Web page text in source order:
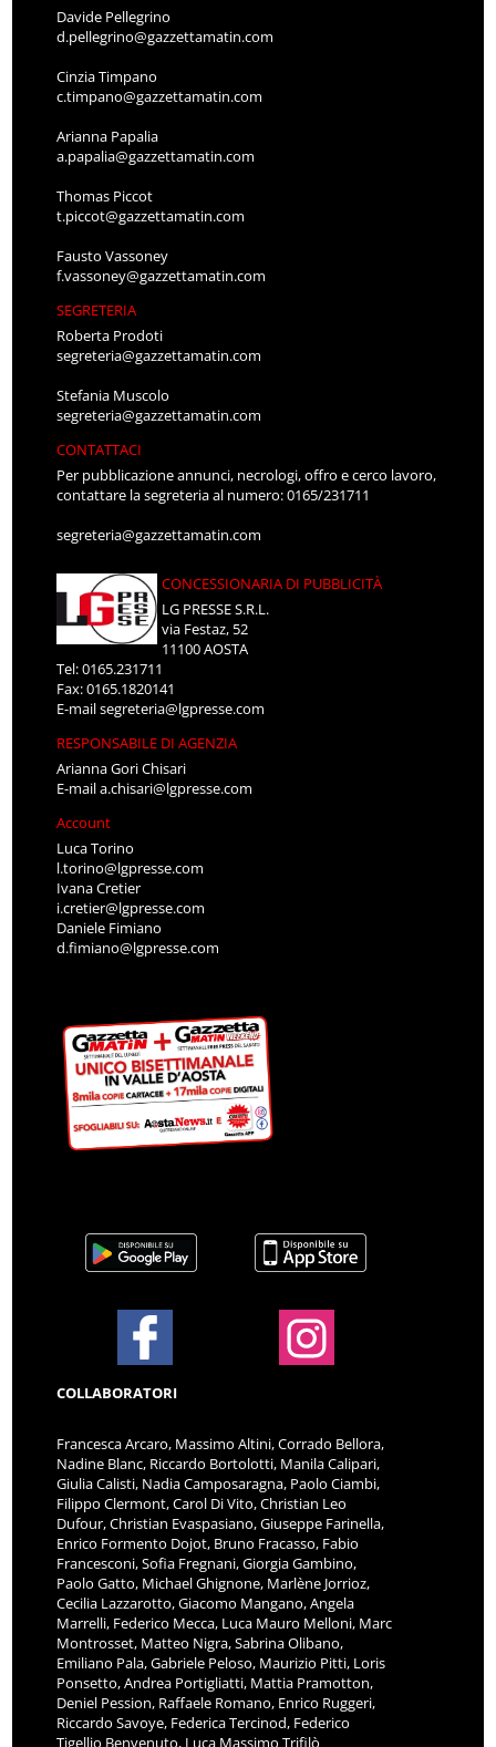
Davide Pellegrino
d.pellegrino@gazzettamatin.com
Cinzia Timpano
c.timpano@gazzettamatin.com
Arianna Papalia
a.papalia@gazzettamatin.com
Thomas Piccot
t.piccot@gazzettamatin.com
Fausto Vassoney
f.vassoney@gazzettamatin.com
SEGRETERIA
Roberta Prodoti
segreteria@gazzettamatin.com
Stefania Muscolo
segreteria@gazzettamatin.com
CONTATTACI
Per pubblicazione annunci, necrologi, offro e cerco lavoro,
contattare la segreteria al numero: 0165/231711
segreteria@gazzettamatin.com
CONCESSIONARIA DI PUBBLICITÀ
LG PRESSE S.R.L.
via Festaz, 52
11100 AOSTA
Tel: 0165.231711
Fax: 0165.1820141
E-mailsegreteria@lgpresse.com
RESPONSABILE DI AGENZIA
Arianna Gori Chisari
E-maila.chisari@lgpresse.com
Account
Luca Torino
l.torino@lgpresse.com
Ivana Cretier
i.cretier@lgpresse.com
Daniele Fimiano
d.fimiano@lgpresse.com
COLLABORATORI
Francesca Arcaro, Massimo Altini, Corrado Bellora,
Nadine Blanc, Riccardo Bortolotti, Manila Calipari,
Giulia Calisti, Nadia Camposaragna, Paolo Ciambi,
Filippo Clermont, Carol Di Vito, Christian Leo
Dufour, Christian Evaspasiano, Giuseppe Farinella,
Enrico Formento Dojot, Bruno Fracasso, Fabio
Francesconi, Sofia Fregnani, Giorgia Gambino,
Paolo Gatto, Michael Ghignone, Marlène Jorrioz,
Cecilia Lazzarotto, Giacomo Mangano, Angela
Marrelli, Federico Mecca, Luca Mauro Melloni, Marc
Montrosset, Matteo Nigra, Sabrina Olibano,
Emiliano Pala, Gabriele Peloso, Maurizio Pitti, Loris
Ponsetto, Andrea Portigliatti, Mattia Pramotton,
Deniel Pession, Raffaele Romano, Enrico Ruggeri,
Riccardo Savoye, Federica Tercinod, Federico
Tigellio Benvenuto, Luca Massimo Trifilò